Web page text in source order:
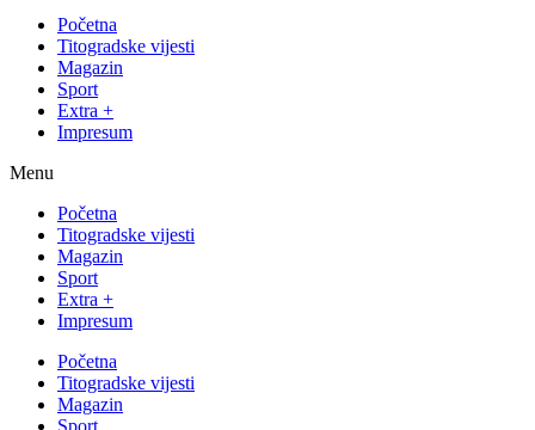
Početna
Titogradske vijesti
Magazin
Sport
Extra +
Impresum
Menu
Početna
Titogradske vijesti
Magazin
Sport
Extra +
Impresum
Početna
Titogradske vijesti
Magazin
Sport